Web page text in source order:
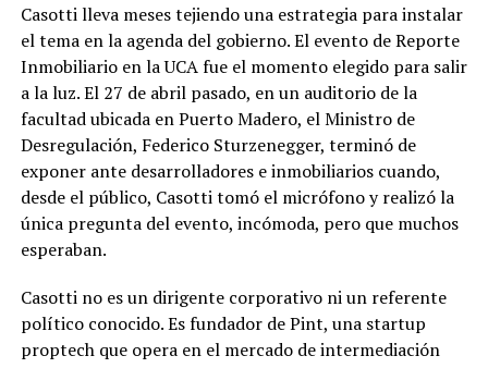
Casotti lleva meses tejiendo una estrategia para instalar
el tema en la agenda del gobierno. El evento de Reporte
Inmobiliario en la UCA fue el momento elegido para salir
a la luz. El 27 de abril pasado, en un auditorio de la
facultad ubicada en Puerto Madero, el Ministro de
Desregulación, Federico Sturzenegger, terminó de
exponer ante desarrolladores e inmobiliarios cuando,
desde el público, Casotti tomó el micrófono y realizó la
única pregunta del evento, incómoda, pero que muchos
esperaban.
Casotti no es un dirigente corporativo ni un referente
político conocido. Es fundador de Pint, una startup
proptech que opera en el mercado de intermediación